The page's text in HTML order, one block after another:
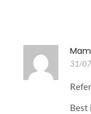
31/
Best